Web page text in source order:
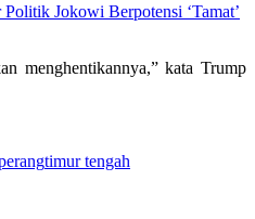
Jokowi Berpotensi ‘Tamat’
menghentikannya,” kata Trump
timur tengah